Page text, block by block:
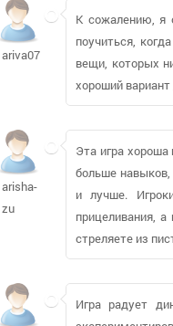
ariva07
К сожалению, я
поучиться,
вещи, которых
хороший
arisha-
zu
Эта игра хороша
больше навыков,
и лучше.
прицеливания,
стреляете из
Игра радует